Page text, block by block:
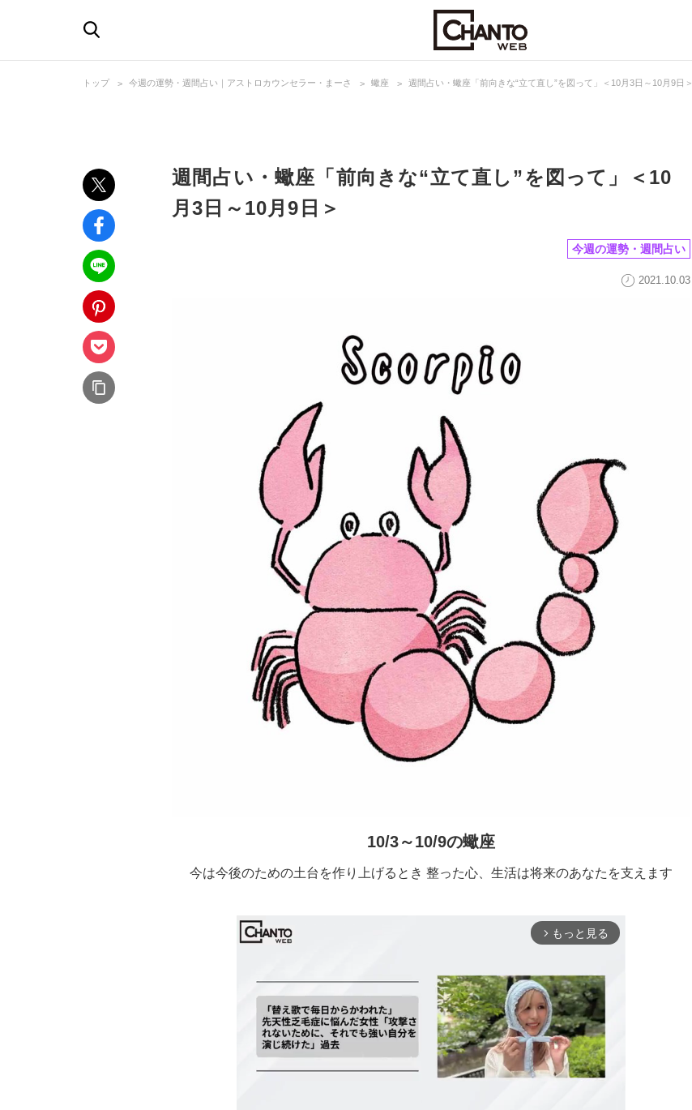
トップ 今週の運勢・週間占い｜アストロカウンセラー・まーさ 蠍座 週間占い・蠍座「前向きな“立て直し”を図って」＜10月3日～10月9日＞
週間占い・蠍座「前向きな“立て直し”を図って」＜10
月3日～10月9日＞
今週の運勢・週間占い
2021.10.03
10/3～10/9の蠍座
今は今後のための土台を作り上げるとき 整った心、生活は将来のあなたを支えます
arrow_forward_ios もっと見る